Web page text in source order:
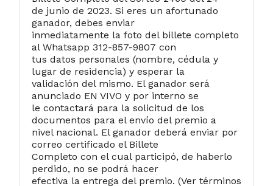
de junio de 2023. Si eres un afortunado
ganador, debes enviar
inmediatamente la foto del billete completo
al Whatsapp 312-857-9807 con
tus datos personales (nombre, cédula y
lugar de residencia) y esperar la
validación del mismo. El ganador será
anunciado EN VIVO y por interno se
le contactará para la solicitud de los
documentos para el envío del premio a
nivel nacional. El ganador deberá enviar por
correo certificado el Billete
Completo con el cual participó, de haberlo
perdido, no se podrá hacer
efectiva la entrega del premio. (Ver términos